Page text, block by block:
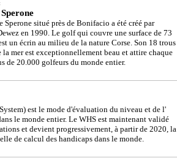
Sperone situé près de Bonifacio a été créé par
en 1990. Le golf qui couvre une surface de 73
un écrin au milieu de la nature Corse. Son 18 trous
la mer est exceptionnellement beau et attire chaque
de 20.000 golfeurs du monde entier.
est le mode d'évaluation du niveau et de l'
le monde entier. Le WHS est maintenant validé
et devient progressivement, à partir de 2020, la
de calcul des handicaps dans le monde.